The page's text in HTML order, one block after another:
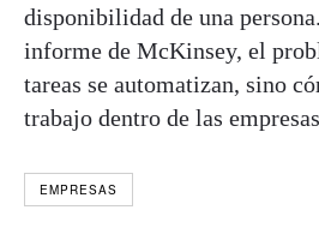
disponibilidad de una
informe de McKinsey, el
tareas se automatizan, sino
trabajo dentro de las
EMPRESAS